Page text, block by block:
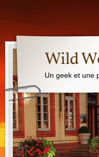
Wild
Un geek et une